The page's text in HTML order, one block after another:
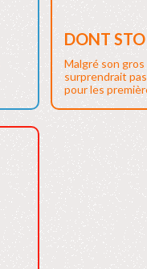
DONT
Malgré son
surprendrait
pour les